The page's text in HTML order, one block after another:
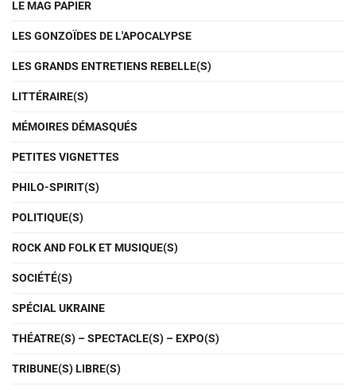
LE MAG PAPIER
LES GONZOÏDES DE L'APOCALYPSE
LES GRANDS ENTRETIENS REBELLE(S)
LITTÉRAIRE(S)
MÉMOIRES DÉMASQUÉS
PETITES VIGNETTES
PHILO-SPIRIT(S)
POLITIQUE(S)
ROCK AND FOLK ET MUSIQUE(S)
SOCIÉTÉ(S)
SPÉCIAL UKRAINE
THÉATRE(S) – SPECTACLE(S) – EXPO(S)
TRIBUNE(S) LIBRE(S)